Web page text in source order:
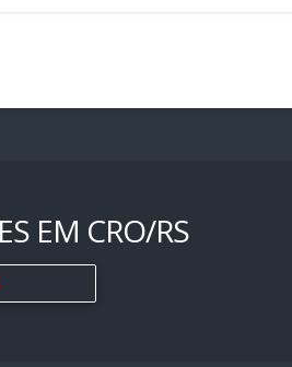
EM CRO/RS